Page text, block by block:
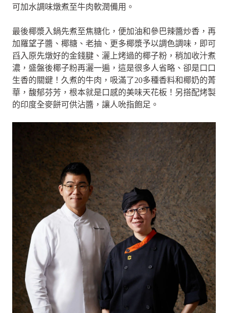
可加水調味燉煮至牛肉軟潤備用。
最後椰漿入鍋先煮至焦糖化，便加油和參巴辣醬炒香，再
加羅望子醬、椰糖、老抽、更多椰漿予以調色調味，即可
舀入原先燉好的金錢腱、灑上烤過的椰子粉，稍加收汁煮
濃，盛盤後椰子粉再灑一遍，這是很多人省略、卻是口口
生香的關鍵！久煮的牛肉，吸滿了20多種香料和椰奶的菁
華，馥郁芬芳，根本就是口感的美味天花板！另搭配烤製
的印度全麥餅可供沾醬，讓人吮指飽足。